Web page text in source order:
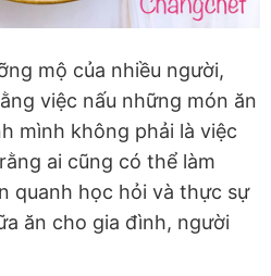
mộ của nhiều người,
việc nấu những món ăn
mình không phải là việc
ai cũng có thể làm
quanh học hỏi và thực sự
ăn cho gia đình, người